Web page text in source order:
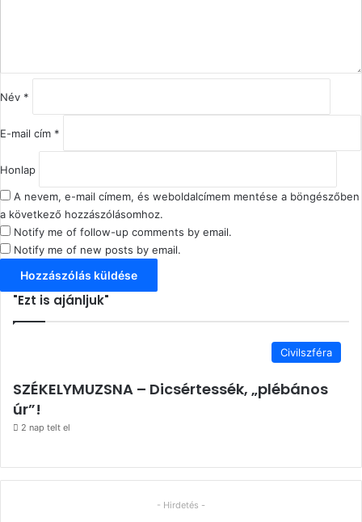
á
sNév *
E-mail cím *
Honlap
A nevem, e-mail címem, és weboldalcímem mentése a böngészőben
a következő hozzászólásomhoz.
Notify me of follow-up comments by email.
Notify me of new posts by email.
"Ezt is ajánljuk"
Civilszféra
SZÉKELYMUZSNA – Dicsértessék, „plébános
úr”!
2 nap telt el
- Hirdetés -